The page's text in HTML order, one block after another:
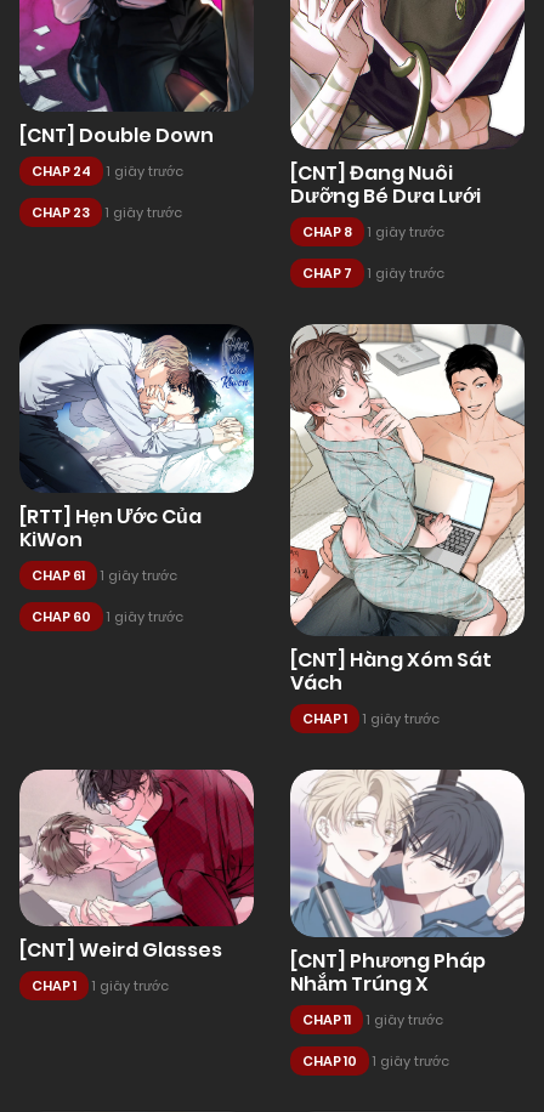
[CNT] Double Down
CHAP 24 1 giây trước
CHAP 23 1 giây trước
[CNT] Đang Nuôi
Dưỡng Bé Dưa Lưới
CHAP 8 1 giây trước
CHAP 7 1 giây trước
[RTT] Hẹn Ước Của
KiWon
CHAP 61 1 giây trước
CHAP 60 1 giây trước
[CNT] Hàng Xóm Sát
Vách
CHAP 1 1 giây trước
[CNT] Weird Glasses
CHAP 1 1 giây trước
[CNT] Phương Pháp
Nhắm Trúng X
CHAP 11 1 giây trước
CHAP 10 1 giây trước